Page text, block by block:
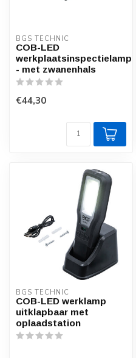
BGS TECHNIC
COB-LED
werkplaatsinspectielamp
- met zwanenhals
€44,30
BGS TECHNIC
COB-LED werklamp
uitklapbaar met
oplaadstation